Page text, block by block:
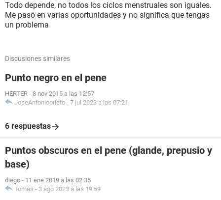
Todo depende, no todos los ciclos menstruales son iguales.
Me pasó en varias oportunidades y no significa que tengas
un problema
Discusiones similares
Punto negro en el pene
HERTER - 8 nov 2015 a las 12:57
JoseAntonioprieto - 7 jul 2023 a las 07:21
6 respuestas
Puntos obscuros en el pene (glande, prepusio y
base)
diego - 11 ene 2019 a las 02:35
Tomas - 3 ago 2023 a las 19:59